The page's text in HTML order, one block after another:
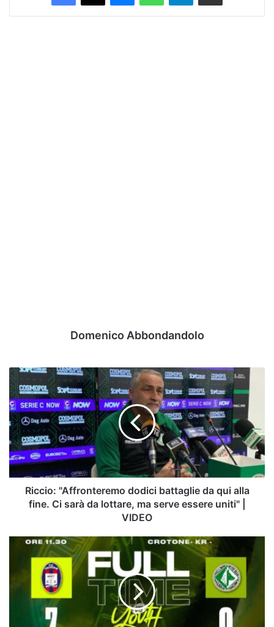
Domenico Abbondandolo
Riccio:
"Affronteremo
dodici
battaglie
da
qui
alla
fine.
Ci
serve
Riccio: "Affronteremo dodici battaglie da qui alla
fine. Ci sarà da lottare, ma serve essere uniti" |
VIDEO
Primavera
l'Avellino: